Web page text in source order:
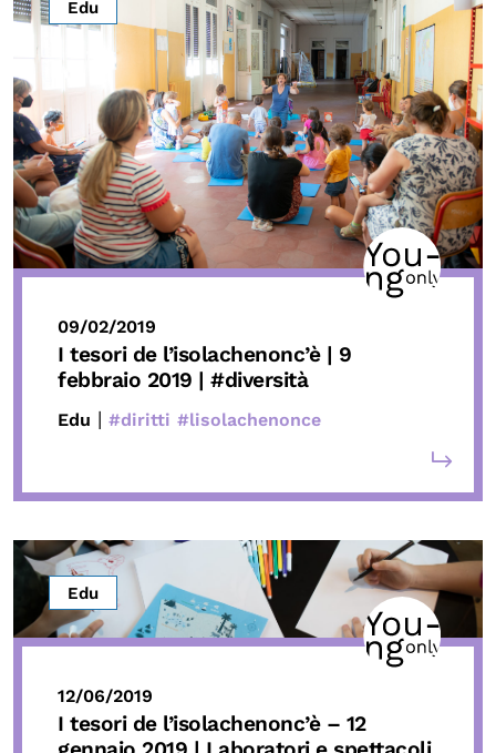
Edu
09/02/2019
I tesori de l’isolachenonc’è | 9
febbraio 2019 | #diversità
Edu | #diritti #lisolachenonce
Edu
12/06/2019
I tesori de l’isolachenonc’è – 12